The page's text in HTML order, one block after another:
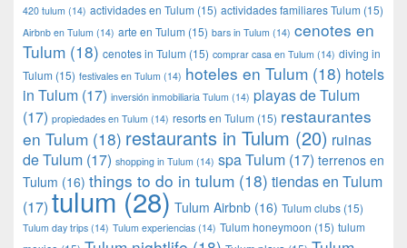
420 tulum (14) actividades en Tulum (15) actividades familiares Tulum (15)
Airbnb en Tulum (14) arte en Tulum (15) bars in Tulum (14) cenotes en
Tulum (18) cenotes in Tulum (15) comprar casa en Tulum (14) diving in
Tulum (15) festivales en Tulum (14) hoteles en Tulum (18) hotels
in Tulum (17) inversión inmobiliaria Tulum (14) playas de Tulum
(17) propiedades en Tulum (14) resorts en Tulum (15) restaurantes
en Tulum (18) restaurants in Tulum (20) ruinas
de Tulum (17) shopping in Tulum (14) spa Tulum (17) terrenos en
Tulum (16) things to do in tulum (18) tiendas en Tulum
(17) tulum(28) Tulum Airbnb (16) Tulum clubs (15)
Tulum day trips (14) Tulum experiencias (14) Tulum honeymoon (15) tulum